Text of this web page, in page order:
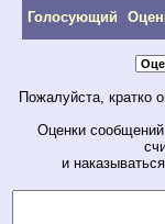
Голосующий
Пожалуйста, кратко
Оценки
и